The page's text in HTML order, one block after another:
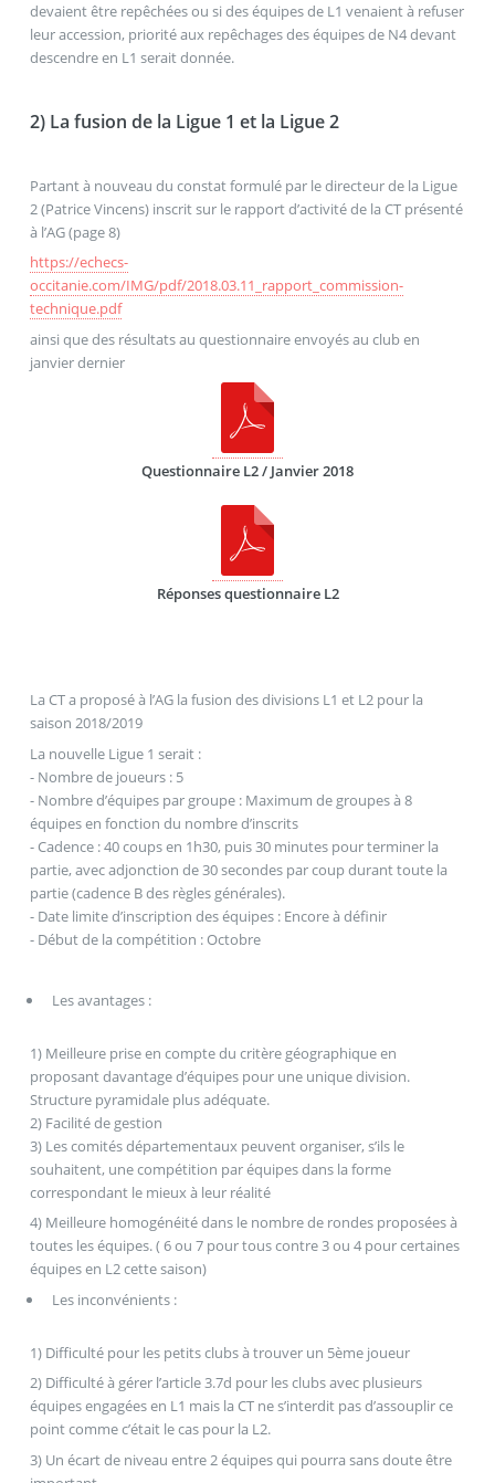
devaient être repêchées ou si des équipes de L1 venaient à refuser
leur accession, priorité aux repêchages des équipes de N4 devant
descendre en L1 serait donnée.
2) La fusion de la Ligue 1 et la Ligue 2
Partant à nouveau du constat formulé par le directeur de la Ligue
2 (Patrice Vincens) inscrit sur le rapport d’activité de la CT présenté
à l’AG (page 8)
https://echecs-
occitanie.com/IMG/pdf/2018.03.11_rapport_commission-
technique.pdf
ainsi que des résultats au questionnaire envoyés au club en
janvier dernier
Questionnaire L2 / Janvier 2018
Réponses questionnaire L2
La CT a proposé à l’AG la fusion des divisions L1 et L2 pour la
saison 2018/2019
La nouvelle Ligue 1 serait :
- Nombre de joueurs : 5
- Nombre d’équipes par groupe : Maximum de groupes à 8
équipes en fonction du nombre d’inscrits
- Cadence : 40 coups en 1h30, puis 30 minutes pour terminer la
partie, avec adjonction de 30 secondes par coup durant toute la
partie (cadence B des règles générales).
- Date limite d’inscription des équipes : Encore à définir
- Début de la compétition : Octobre
Les avantages :
1) Meilleure prise en compte du critère géographique en
proposant davantage d’équipes pour une unique division.
Structure pyramidale plus adéquate.
2) Facilité de gestion
3) Les comités départementaux peuvent organiser, s’ils le
souhaitent, une compétition par équipes dans la forme
correspondant le mieux à leur réalité
4) Meilleure homogénéité dans le nombre de rondes proposées à
toutes les équipes. ( 6 ou 7 pour tous contre 3 ou 4 pour certaines
équipes en L2 cette saison)
Les inconvénients :
1) Difficulté pour les petits clubs à trouver un 5ème joueur
2) Difficulté à gérer l’article 3.7d pour les clubs avec plusieurs
équipes engagées en L1 mais la CT ne s’interdit pas d’assouplir ce
point comme c’était le cas pour la L2.
3) Un écart de niveau entre 2 équipes qui pourra sans doute être